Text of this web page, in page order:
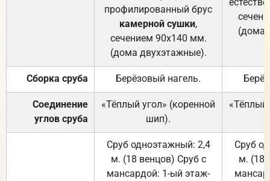
профилированный брус
камерной сушки,
сечением 90х140 мм.
(дома двухэтажные).
(дома
Сборка сруба Берёзовый нагель.
Соединение
углов сруба
«Тёплый угол» (коренной
шип).
«Тёплый
Сруб одноэтажный: 2,4
м. (18 венцов) Сруб с
мансардой: 1-ый этаж-
Сруб
м. (18